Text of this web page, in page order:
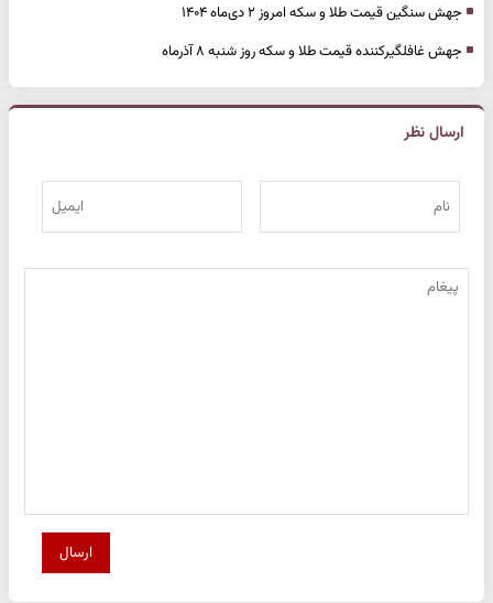
جهش سنگین قیمت طلا و سکه امروز ۲ دی‌ماه ۱۴۰۴
جهش غافلگیرکننده قیمت طلا و سکه روز شنبه ۸ آذرماه
ارسال نظر
ارسال